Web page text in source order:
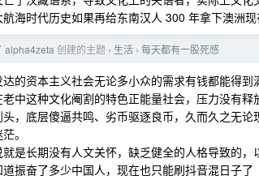
航海时代历史如果再给东南汉人 300 年拿下澳洲
alpha4zeta 创建的主题 › 生活 › 每天都有一股死感
的资本主义社会无论多小众的需求有钱都能得
中这种文化阉割的特色正能量社会，压力没有
，底层傻逼共鸣、劣币驱逐良币，久而久之无
。
是长期没有人文关怀，缺乏健全的人格导致的
道振奋了多少中国人，现在也只能刷抖音混日子了